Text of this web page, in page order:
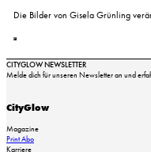
Die Bilder von Gisela Grünling
CITYGLOW NEWSLETTER
Melde dich für unseren Newsletter an und
CityGlow
Magazine
Print Abo
Karriere